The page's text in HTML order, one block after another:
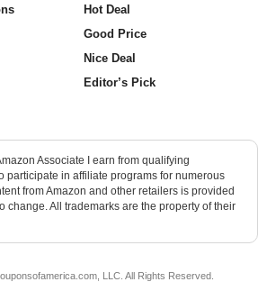
Hot Deal
Good Price
Nice Deal
Editor’s Pick
Associate I earn from qualifying
participate in affiliate programs for numerous
from Amazon and other retailers is provided
change. All trademarks are the property of their
LLC. All Rights Reserved.